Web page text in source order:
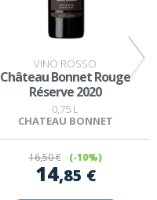
VINO ROSSO
Château Bonnet Rouge
Réserve 2020
0,75 L
CHATEAU BONNET
16,50 € (-10%)
14,85 €